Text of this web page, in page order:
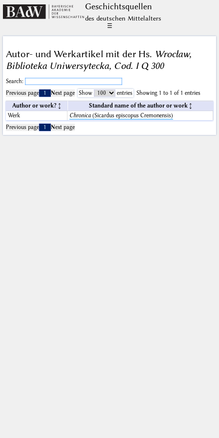
Geschichts­quellen
des deutschen Mittelalters
☰
Autor- und Werkartikel mit der Hs. Wrocław,
Biblioteka Uniwersytecka, Cod. I Q 300
Search:
Previous page
1 Next page Show entries
Showing 1 to 1 of 1 entries
Author or work?
Standard name of the author or work
Werk
Chronica(Sicardus episcopus Cremonensis)
Previous page
1 Next page